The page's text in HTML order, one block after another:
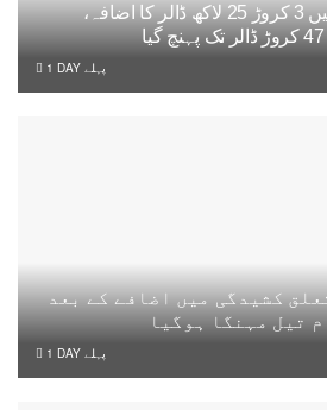
ملکی زرمبادلہ ذخائر میں 3 کروڑ 25 لاکھ ڈالر کا اضافہ،
1 DAY پہلے
کشیدگی میں اضافے کے بعد
تیل مہنگا ہوگیا
1 DAY پہلے